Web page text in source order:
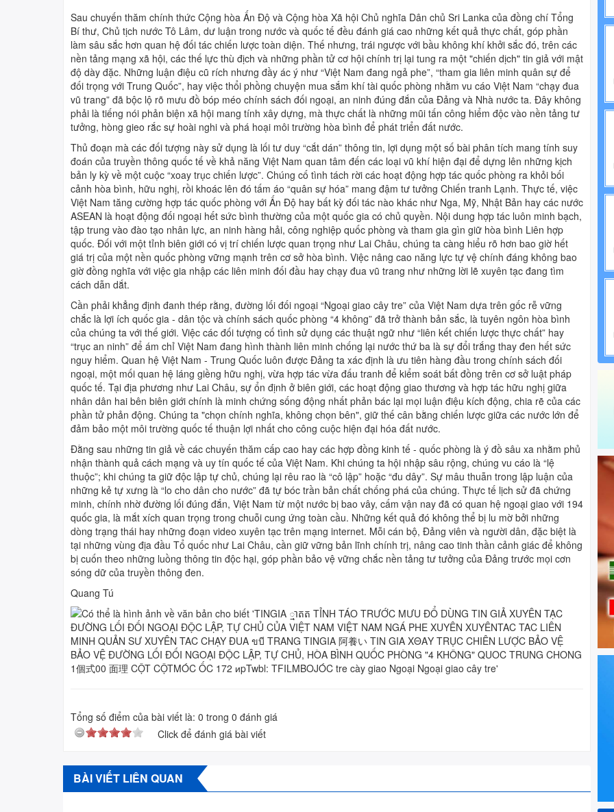
THI TRỰC TUYẾN
4 BÀI HỌC LÝ LUẬN CHÍNH TRỊ
TUYÊN TRUYỀN, PHỔ BIẾN PHÁP LUẬT
Sau chuyến thăm chính thức Cộng hòa Ấn Độ và Cộng hòa Xã hội Chủ nghĩa Dân chủ Sri Lanka của đồng chí Tổng
Bí thư, Chủ tịch nước Tô Lâm, dư luận trong nước và quốc tế đều đánh giá cao những kết quả thực chất, góp phần
làm sâu sắc hơn quan hệ đối tác chiến lược toàn diện. Thế nhưng, trái ngược với bầu không khí khởi sắc đó, trên các
nền tảng mạng xã hội, các thế lực thù địch và những phần tử cơ hội chính trị lại tung ra một "chiến dịch" tin giả với mật
độ dày đặc. Những luận điệu cũ rích nhưng đầy ác ý như “Việt Nam đang ngả phe”, “tham gia liên minh quân sự để
đối trọng với Trung Quốc”, hay việc thổi phồng chuyện mua sắm khí tài quốc phòng nhằm vu cáo Việt Nam “chạy đua
vũ trang” đã bộc lộ rõ mưu đồ bóp méo chính sách đối ngoại, an ninh đúng đắn của Đảng và Nhà nước ta. Đây không
phải là tiếng nói phản biện xã hội mang tính xây dựng, mà thực chất là những mũi tấn công hiểm độc vào nền tảng tư
tưởng, hòng gieo rắc sự hoài nghi và phá hoại môi trường hòa bình để phát triển đất nước.
Thủ đoạn mà các đối tượng này sử dụng là lối tư duy “cắt dán” thông tin, lợi dụng một số bài phân tích mang tính suy
đoán của truyền thông quốc tế về khả năng Việt Nam quan tâm đến các loại vũ khí hiện đại để dựng lên những kịch
bản ly kỳ về một cuộc “xoay trục chiến lược”. Chúng cố tình tách rời các hoạt động hợp tác quốc phòng ra khỏi bối
cảnh hòa bình, hữu nghị, rồi khoác lên đó tấm áo “quân sự hóa” mang đậm tư tưởng Chiến tranh Lạnh. Thực tế, việc
Việt Nam tăng cường hợp tác quốc phòng với Ấn Độ hay bất kỳ đối tác nào khác như Nga, Mỹ, Nhật Bản hay các nước
ASEAN là hoạt động đối ngoại hết sức bình thường của một quốc gia có chủ quyền. Nội dung hợp tác luôn minh bạch,
tập trung vào đào tạo nhân lực, an ninh hàng hải, công nghiệp quốc phòng và tham gia gìn giữ hòa bình Liên hợp
quốc. Đối với một tỉnh biên giới có vị trí chiến lược quan trọng như Lai Châu, chúng ta càng hiểu rõ hơn bao giờ hết
giá trị của một nền quốc phòng vững mạnh trên cơ sở hòa bình. Việc nâng cao năng lực tự vệ chính đáng không bao
giờ đồng nghĩa với việc gia nhập các liên minh đối đầu hay chạy đua vũ trang như những lời lẽ xuyên tạc đang tìm
cách dẫn dắt.
Cần phải khẳng định đanh thép rằng, đường lối đối ngoại “Ngoại giao cây tre” của Việt Nam dựa trên gốc rễ vững
chắc là lợi ích quốc gia - dân tộc và chính sách quốc phòng “4 không” đã trở thành bản sắc, là tuyên ngôn hòa bình
của chúng ta với thế giới. Việc các đối tượng cố tình sử dụng các thuật ngữ như “liên kết chiến lược thực chất” hay
“trục an ninh” để ám chỉ Việt Nam đang hình thành liên minh chống lại nước thứ ba là sự đổi trắng thay đen hết sức
nguy hiểm. Quan hệ Việt Nam - Trung Quốc luôn được Đảng ta xác định là ưu tiên hàng đầu trong chính sách đối
ngoại, một mối quan hệ láng giềng hữu nghị, vừa hợp tác vừa đấu tranh để kiểm soát bất đồng trên cơ sở luật pháp
quốc tế. Tại địa phương như Lai Châu, sự ổn định ở biên giới, các hoạt động giao thương và hợp tác hữu nghị giữa
nhân dân hai bên biên giới chính là minh chứng sống động nhất phản bác lại mọi luận điệu kích động, chia rẽ của các
phần tử phản động. Chúng ta "chọn chính nghĩa, không chọn bên", giữ thế cân bằng chiến lược giữa các nước lớn để
đảm bảo một môi trường quốc tế thuận lợi nhất cho công cuộc hiện đại hóa đất nước.
Đằng sau những tin giả về các chuyến thăm cấp cao hay các hợp đồng kinh tế - quốc phòng là ý đồ sâu xa nhằm phủ
nhận thành quả cách mạng và uy tín quốc tế của Việt Nam. Khi chúng ta hội nhập sâu rộng, chúng vu cáo là “lệ
thuộc”; khi chúng ta giữ độc lập tự chủ, chúng lại rêu rao là “cô lập” hoặc “đu dây”. Sự mâu thuẫn trong lập luận của
những kẻ tự xưng là “lo cho dân cho nước” đã tự bóc trần bản chất chống phá của chúng. Thực tế lịch sử đã chứng
minh, chính nhờ đường lối đúng đắn, Việt Nam từ một nước bị bao vây, cấm vận nay đã có quan hệ ngoại giao với 194
quốc gia, là mắt xích quan trọng trong chuỗi cung ứng toàn cầu. Những kết quả đó không thể bị lu mờ bởi những
dòng trạng thái hay những đoạn video xuyên tạc trên mạng internet. Mỗi cán bộ, Đảng viên và người dân, đặc biệt là
tại những vùng địa đầu Tổ quốc như Lai Châu, cần giữ vững bản lĩnh chính trị, nâng cao tinh thần cảnh giác để không
bị cuốn theo những luồng thông tin độc hại, góp phần bảo vệ vững chắc nền tảng tư tưởng của Đảng trước mọi cơn
sóng dữ của truyền thông đen.
Quang Tú
Tổng số điểm của bài viết là: 0 trong 0 đánh giá
Click để đánh giá bài viết
BÀI VIẾT LIÊN QUAN